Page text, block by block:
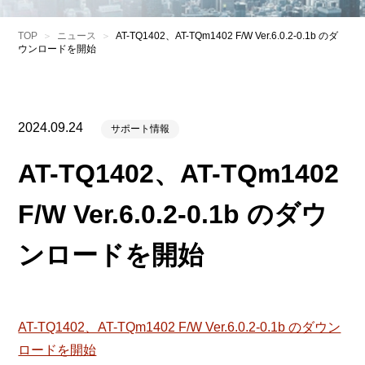
TOP ニュース
AT-TQ1402、AT-TQm1402 F/W Ver.6.0.2-0.1b のダ
ウンロードを開始
2024.09.24 サポート情報
AT-TQ1402、AT-TQm1402
F/W Ver.6.0.2-0.1b のダウ
ンロードを開始
AT-TQ1402、AT-TQm1402 F/W Ver.6.0.2-0.1b のダウン
ロードを開始